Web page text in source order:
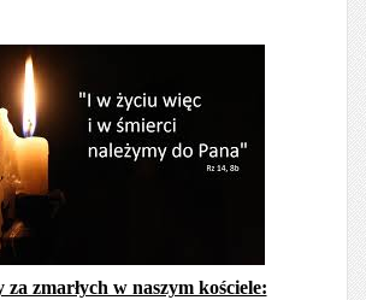
zmarłych w naszym kościele: